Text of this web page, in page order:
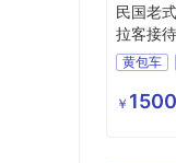
民国老
拉客接
黄包车
￥